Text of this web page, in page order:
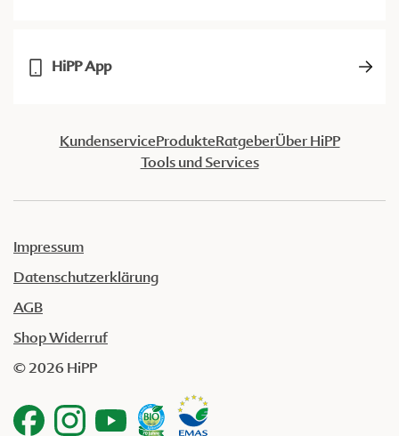
HiPP App
KundenserviceProdukteRatgeberÜber HiPP
Tools und Services
Impressum
Datenschutzerklärung
AGB
Shop Widerruf
© 2026 HiPP